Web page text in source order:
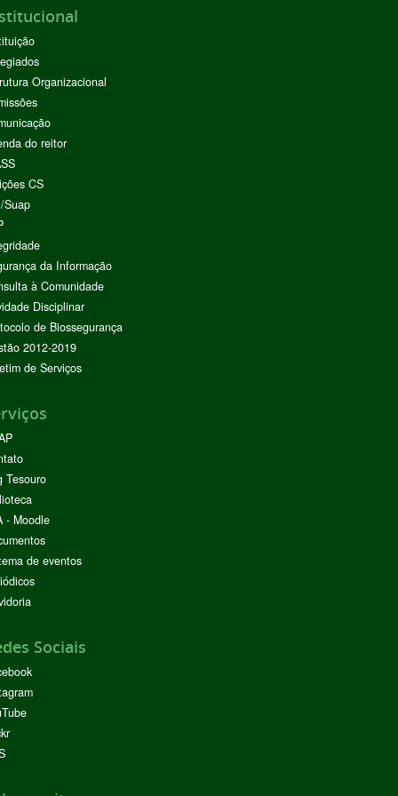
Organizacional
do reitor
CS
Suap
da Informação
à Comunidade
Disciplinar
de Biossegurança
2012-2019
de Serviços
Tesouro
- Moodle
de eventos
Sociais